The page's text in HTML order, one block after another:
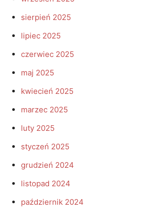
sierpień 2025
lipiec 2025
czerwiec 2025
maj 2025
kwiecień 2025
marzec 2025
luty 2025
styczeń 2025
grudzień 2024
listopad 2024
październik 2024